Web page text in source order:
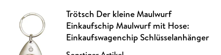
Trötsch Der kleine Maulwurf
Einkaufschip Maulwurf mit Hose:
Einkaufswagenchip Schlüsselanhänger